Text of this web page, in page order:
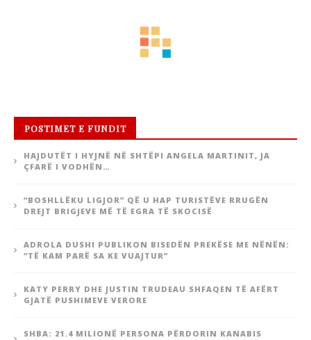
POSTIMET E FUNDIT
HAJDUTËT I HYJNË NË SHTËPI ANGELA MARTINIT, JA
ÇFARË I VODHËN…
“BOSHLLËKU LIGJOR” QË U HAP TURISTËVE RRUGËN
DREJT BRIGJEVE MË TË EGRA TË SKOCISË
ADROLA DUSHI PUBLIKON BISEDËN PREKËSE ME NËNËN:
“TË KAM PARË SA KE VUAJTUR”
KATY PERRY DHE JUSTIN TRUDEAU SHFAQEN TË AFËRT
GJATË PUSHIMEVE VERORE
SHBA: 21.4 MILIONË PERSONA PËRDORIN KANABIS